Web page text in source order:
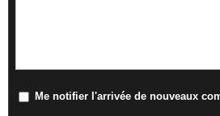
Me notifier l'arrivée de nouveaux